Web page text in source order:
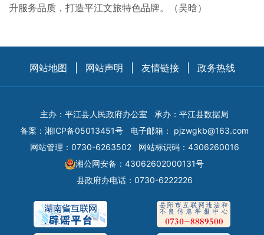
升服务品质，打造平江文旅特色品牌。（吴晗）
网站地图 网站声明 友情链接 政务热线
主办：平江县人民政府办公室
承办：平江县数据局
备案： 湘ICP备05013451号 电子邮箱： pjzwgkb@163.com
网站管理：0730-6263502
网站标识码：4306260016
湘公网安备：43062602000131号
县政府办电话：0730-6222226